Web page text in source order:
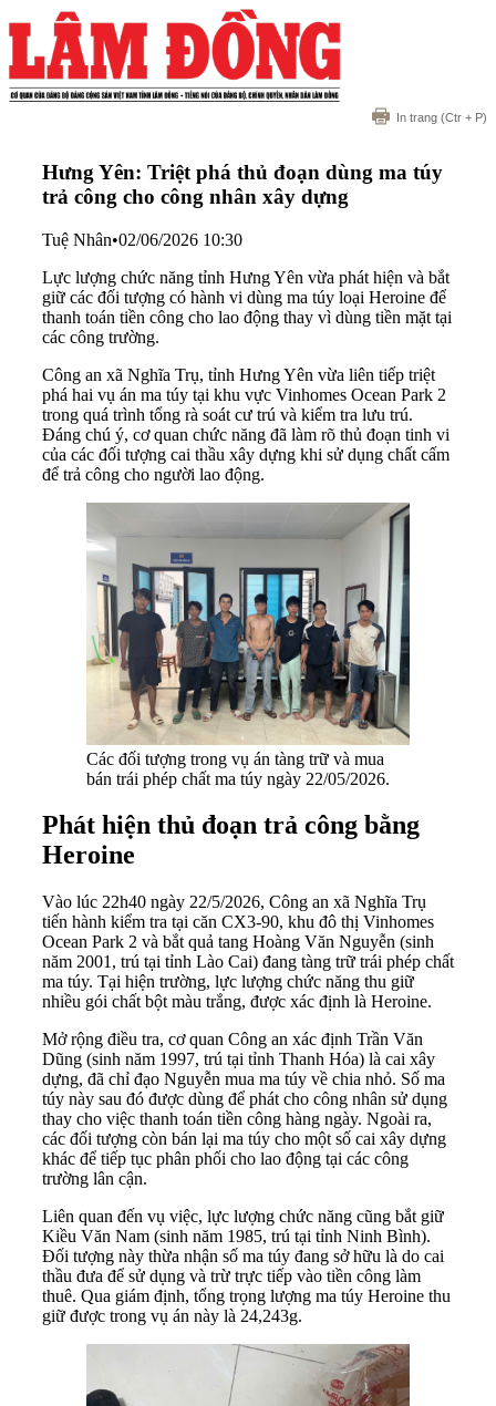
In trang (Ctr + P)
Hưng Yên: Triệt phá thủ đoạn dùng ma túy
trả công cho công nhân xây dựng
Tuệ Nhân•02/06/2026 10:30
Lực lượng chức năng tỉnh Hưng Yên vừa phát hiện và bắt
giữ các đối tượng có hành vi dùng ma túy loại Heroine để
thanh toán tiền công cho lao động thay vì dùng tiền mặt tại
các công trường.
Công an xã Nghĩa Trụ, tỉnh Hưng Yên vừa liên tiếp triệt
phá hai vụ án ma túy tại khu vực Vinhomes Ocean Park 2
trong quá trình tổng rà soát cư trú và kiểm tra lưu trú.
Đáng chú ý, cơ quan chức năng đã làm rõ thủ đoạn tinh vi
của các đối tượng cai thầu xây dựng khi sử dụng chất cấm
để trả công cho người lao động.
Các đối tượng trong vụ án tàng trữ và mua
bán trái phép chất ma túy ngày 22/05/2026.
Phát hiện thủ đoạn trả công bằng
Heroine
Vào lúc 22h40 ngày 22/5/2026, Công an xã Nghĩa Trụ
tiến hành kiểm tra tại căn CX3-90, khu đô thị Vinhomes
Ocean Park 2 và bắt quả tang Hoàng Văn Nguyễn (sinh
năm 2001, trú tại tỉnh Lào Cai) đang tàng trữ trái phép chất
ma túy. Tại hiện trường, lực lượng chức năng thu giữ
nhiều gói chất bột màu trắng, được xác định là Heroine.
Mở rộng điều tra, cơ quan Công an xác định Trần Văn
Dũng (sinh năm 1997, trú tại tỉnh Thanh Hóa) là cai xây
dựng, đã chỉ đạo Nguyễn mua ma túy về chia nhỏ. Số ma
túy này sau đó được dùng để phát cho công nhân sử dụng
thay cho việc thanh toán tiền công hàng ngày. Ngoài ra,
các đối tượng còn bán lại ma túy cho một số cai xây dựng
khác để tiếp tục phân phối cho lao động tại các công
trường lân cận.
Liên quan đến vụ việc, lực lượng chức năng cũng bắt giữ
Kiều Văn Nam (sinh năm 1985, trú tại tỉnh Ninh Bình).
Đối tượng này thừa nhận số ma túy đang sở hữu là do cai
thầu đưa để sử dụng và trừ trực tiếp vào tiền công làm
thuê. Qua giám định, tổng trọng lượng ma túy Heroine thu
giữ được trong vụ án này là 24,243g.